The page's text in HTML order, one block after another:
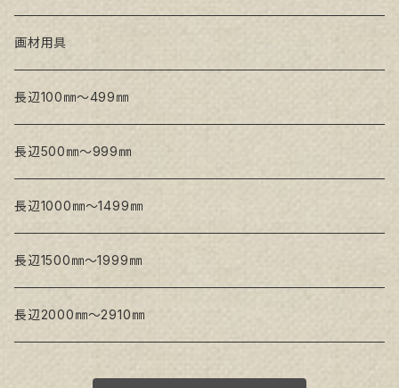
トークロ 赤SP(中目)
Snow White SPC(中目)
GAERA BA(中荒目)
Snow White SPC(中目)
Snow White SLA(中目)
GAERA F(中細目) / BA(中荒目)
Snow White SLA(中目)
Snow White SLH(中太目)
Snow White SPC(中目)
トークロ イエロー
生キャンバス
画材用具
長辺100㎜～499㎜
長辺500㎜～999㎜
長辺1000㎜～1499㎜
長辺1500㎜～1999㎜
長辺2000㎜～2910㎜